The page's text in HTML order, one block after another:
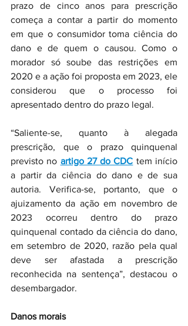
prazo de cinco anos para prescrição
começa a contar a partir do momento
em que o consumidor toma ciência do
dano e de quem o causou. Como o
morador só soube das restrições em
2020 e a ação foi proposta em 2023, ele
considerou que o processo foi
apresentado dentro do prazo legal.
“Saliente-se, quanto à alegada
prescrição, que o prazo quinquenal
previsto no artigo 27 do CDC tem início
a partir da ciência do dano e de sua
autoria. Verifica-se, portanto, que o
ajuizamento da ação em novembro de
2023 ocorreu dentro do prazo
quinquenal contado da ciência do dano,
em setembro de 2020, razão pela qual
deve ser afastada a prescrição
reconhecida na sentença”, destacou o
desembargador.
Danos morais